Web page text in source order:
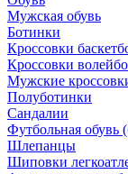
Мужская обувь
Ботинки
Кроссовки
Кроссовки
Мужские
Полуботинки
Сандалии
Футбольная обувь
Шлепанцы
Шиповки